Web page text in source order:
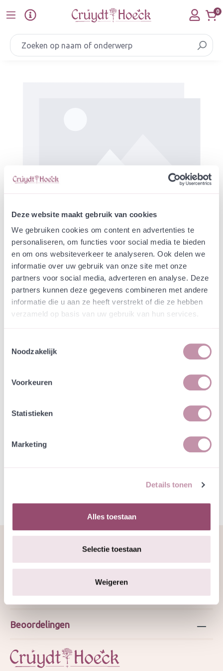
Deze website maakt gebruik van cookies
We gebruiken cookies om content en advertenties te
personaliseren, om functies voor social media te bieden
en om ons websiteverkeer te analyseren. Ook delen we
informatie over uw gebruik van onze site met onze
partners voor social media, adverteren en analyse. Deze
partners kunnen deze gegevens combineren met andere
informatie die u aan ze heeft verstrekt of die ze hebben
verzameld op basis van uw gebruik van hun services.
Noodzakelijk
Voorkeuren
Statistieken
Marketing
Details tonen
Alles toestaan
Selectie toestaan
Weigeren
Ga naar de hoofdinhoud 0
Speciaal schaduwminnend
mengsel Zonnepark
Zuidvelde
In een zakje zitten genoeg zaden om
tientallen planten op te kweken.
incl. btw
In winkelwagen Bewaren
Jouw bestelling draagt bij aan meer biodiversiteit
Over ons
Webshop
Beoordelingen